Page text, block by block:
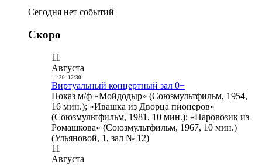
Сегодня нет событий
Скоро
11
Августа
11:30- 12:30
Виртуальный концертный зал 0+
Показ м/ф «Мойдодыр» (Союзмультфильм, 1954,
16 мин.); «Ивашка из Дворца пионеров»
(Союзмультфильм, 1981, 10 мин.); «Паровозик из
Ромашкова» (Союзмультфильм, 1967, 10 мин.)
(Ульяновой, 1, зал № 12)
11
Августа